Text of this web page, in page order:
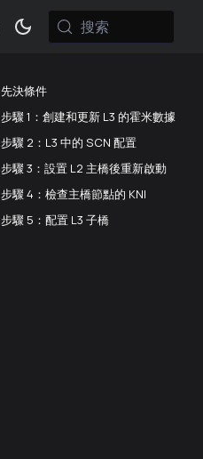
搜索
先決條件
步驟 1：創建和更新 L3 的霍米數據
步驟 2：L3 中的 SCN 配置
步驟 3：設置 L2 主橋後重新啟動
步驟 4：檢查主橋節點的 KNI
步驟 5：配置 L3 子橋